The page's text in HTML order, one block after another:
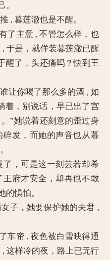
。
暮莲澈也是不醒。
主意 , 不管怎么样，也
于是，就佯装暮莲澈已醒
醒了，头还痛吗？快到王
你喝了那么多的酒 , 如
着，别说话，早已出了宫
”她说着还刻意的歪过身
发，而她的声音也从暮
，可是这一刻芸若却希
府才安全，却再也不敢
的惧怕。
，她要保护她的夫君 ,
帘 , 夜色被白雪映得通
这样冷的夜，路上已无行